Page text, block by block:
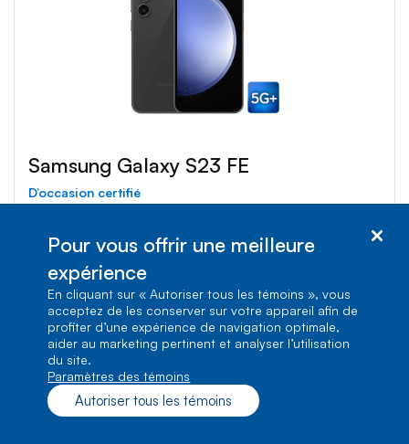
Samsung Galaxy S23 FE
D’occasion certifié
À partir de
$/mois
pendant 24 mois d’acompte
d’intérêt
annuel
Taxes en sus. Requiert un forfait de 2 ans admissible
Détails
Pour vous offrir une meilleure
expérience
En cliquant sur « Autoriser tous les témoins », vous
acceptez de les conserver sur votre appareil afin de
profiter d’une expérience de navigation optimale,
aider au marketing pertinent et analyser l’utilisation
du site.
Paramètres des témoins
Autoriser tous les témoins